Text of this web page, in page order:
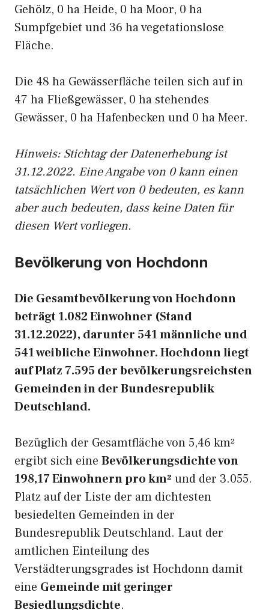
Gehölz, 0 ha Heide, 0 ha Moor, 0 ha
Sumpfgebiet und 36 ha vegetationslose
Fläche.
Die 48 ha Gewässerfläche teilen sich auf in
47 ha Fließgewässer, 0 ha stehendes
Gewässer, 0 ha Hafenbecken und 0 ha Meer.
Hinweis: Stichtag der Datenerhebung ist
31.12.2022. Eine Angabe von 0 kann einen
tatsächlichen Wert von 0 bedeuten, es kann
aber auch bedeuten, dass keine Daten für
diesen Wert vorliegen.
Bevölkerung von Hochdonn
Die Gesamtbevölkerung von Hochdonn
beträgt 1.082 Einwohner (Stand
31.12.2022), darunter 541 männliche und
541 weibliche Einwohner. Hochdonn liegt
auf Platz 7.595 der bevölkerungsreichsten
Gemeinden in der Bundesrepublik
Deutschland.
Bezüglich der Gesamtfläche von 5,46 km²
ergibt sich eine Bevölkerungsdichte von
198,17 Einwohnern pro km² und der 3.055.
Platz auf der Liste der am dichtesten
besiedelten Gemeinden in der
Bundesrepublik Deutschland. Laut der
amtlichen Einteilung des
Verstädterungsgrades ist Hochdonn damit
eine Gemeinde mit geringer
Besiedlungsdichte.